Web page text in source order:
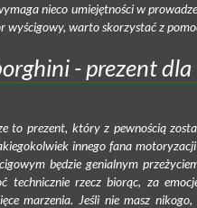
nieco umiejętności w
wyścigowy, warto skorzystać z
- prezent dla
to prezent, który z pewnością
innego fana
będzie genialnym
technicznie rzecz biorąc, za
marzenia. Jeśli nie masz